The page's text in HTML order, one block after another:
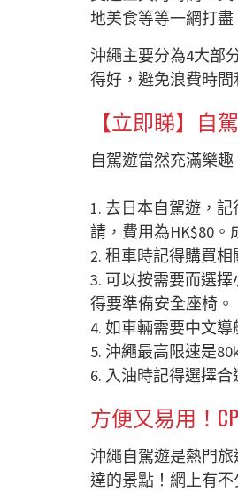
地美食等等一網打
沖繩主要分為4大部
得好，避免浪費時間
【立即睇】自
自駕遊當然充滿樂
1. 去日本自駕遊，
請，費用為HK$80
2. 租車時記得購買相
3. 可以按需要而選
得要準備安全座椅。
4. 如車輛需要中文導
5. 沖繩最高限速是
6. 入油時記得選擇
方便又易用！ CP
沖繩自駕遊是熱門
達的景點！網上有